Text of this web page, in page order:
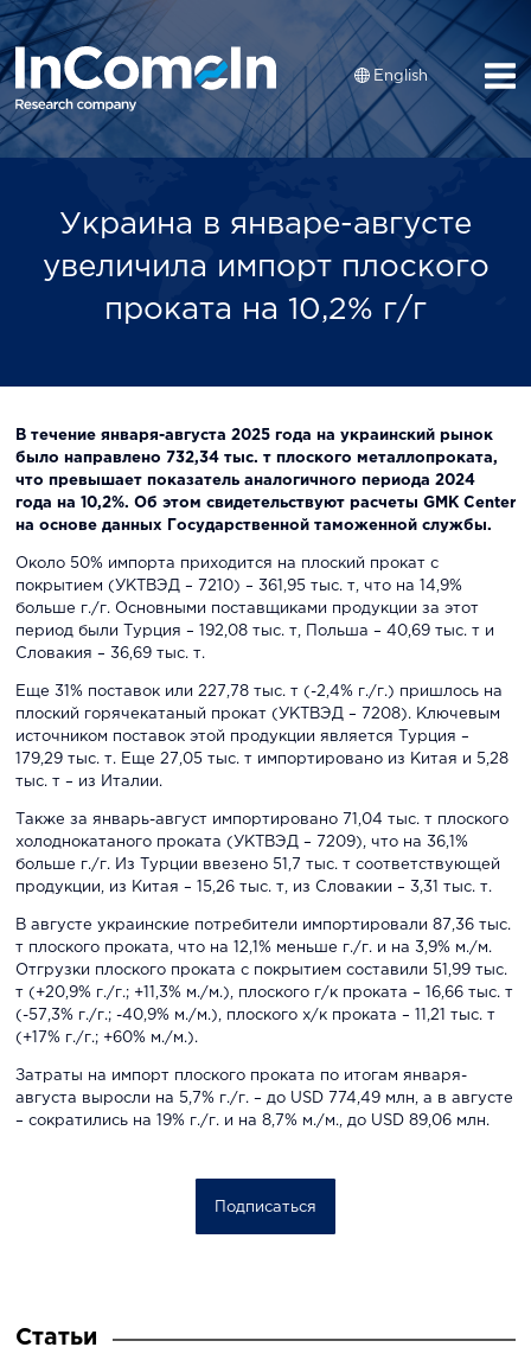
English
Украина в январе-августе
увеличила импорт плоского
проката на 10,2% г/г
В течение января-августа 2025 года на украинский рынок
было направлено 732,34 тыс. т плоского металлопроката,
что превышает показатель аналогичного периода 2024
года на 10,2%. Об этом свидетельствуют расчеты GMK Center
на основе данных Государственной таможенной службы.
Около 50% импорта приходится на плоский прокат с
покрытием (УКТВЭД – 7210) – 361,95 тыс. т, что на 14,9%
больше г./г. Основными поставщиками продукции за этот
период были Турция – 192,08 тыс. т, Польша – 40,69 тыс. т и
Словакия – 36,69 тыс. т.
Еще 31% поставок или 227,78 тыс. т (-2,4% г./г.) пришлось на
плоский горячекатаный прокат (УКТВЭД – 7208). Ключевым
источником поставок этой продукции является Турция –
179,29 тыс. т. Еще 27,05 тыс. т импортировано из Китая и 5,28
тыс. т – из Италии.
Также за январь-август импортировано 71,04 тыс. т плоского
холоднокатаного проката (УКТВЭД – 7209), что на 36,1%
больше г./г. Из Турции ввезено 51,7 тыс. т соответствующей
продукции, из Китая – 15,26 тыс. т, из Словакии – 3,31 тыс. т.
В августе украинские потребители импортировали 87,36 тыс.
т плоского проката, что на 12,1% меньше г./г. и на 3,9% м./м.
Отгрузки плоского проката с покрытием составили 51,99 тыс.
т (+20,9% г./г.; +11,3% м./м.), плоского г/к проката – 16,66 тыс. т
(-57,3% г./г.; -40,9% м./м.), плоского х/к проката – 11,21 тыс. т
(+17% г./г.; +60% м./м.).
Затраты на импорт плоского проката по итогам января-
августа выросли на 5,7% г./г. – до USD 774,49 млн, а в августе
– сократились на 19% г./г. и на 8,7% м./м., до USD 89,06 млн.
Подписаться
Статьи